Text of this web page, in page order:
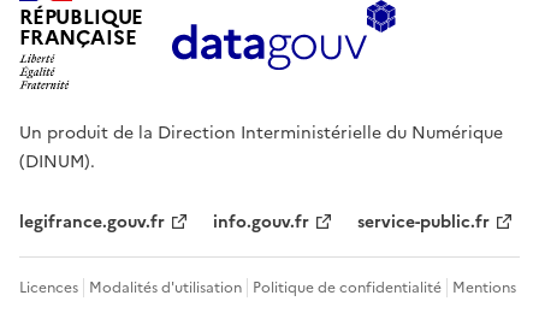
RÉPUBLIQUE
FRANÇAISE
Un produit de la Direction Interministérielle du Numérique
(DINUM).
legifrance.gouv.fr info.gouv.fr service-public.fr
Licences Modalités d'utilisation Politique de confidentialité Mentions